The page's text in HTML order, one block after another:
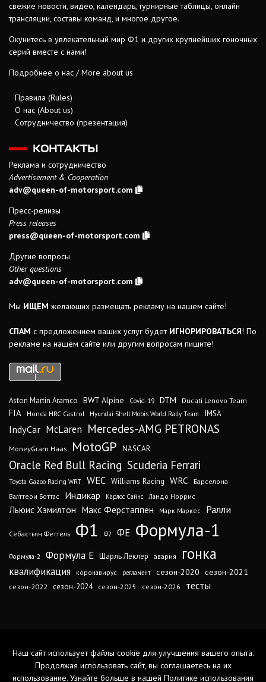
свежие новости, видео, календарь, турнирные таблицы, онлайн
трансляции, составы команд, и многое другое.
Окунитесь в увлекательный мир Ф1 и других крупнейших гоночных
серий вместе с нами!
Подробнее о нас / More about us
Правила (Rules)
О нас (About us)
Сотрудничество (презентация)
КОНТАКТЫ
Реклама и сотрудничество
Advertisement & Cooperation
adv@queen-of-motorsport.com
Пресс-релизы
Press releases
press@queen-of-motorsport.com
Другие вопросы
Other questions
adv@queen-of-motorsport.com
Мы ИЩЕМ желающих размещать рекламу на нашем сайте!
СПАМ с предложением ваших услуг будет ИГНОРИРОВАТЬСЯ! По
рекламе на нашем сайте или другим вопросам пишите!
Aston Martin Aramco BWT Alpine Covid-19 DTM Ducati Lenovo Team
FIA Honda HRC Castrol Hyundai Shell Mobis World Rally Team IMSA
IndyCar McLaren Mercedes-AMG PETRONAS
MoneyGram Haas MotoGP NASCAR
Oracle Red Bull Racing Scuderia Ferrari
Toyota Gazoo Racing WRT WEC Williams Racing WRC
Барселона
Валттери Боттас
Индикар Карлос Сайнс Ландо Норрис
Льюис Хэмилтон Макс Ферстаппен Марк Маркес Ралли
Себастьян Феттель Ф1 Ф2 ФЕ Формула-1
Формула-2 Формула Е Шарль Леклер авария гонка
квалификация коронавирус регламент сезон-2020 сезон-2021
сезон-2022 сезон-2024 сезон-2025 сезон-2026 тесты
Наш сайт использует файлы cookie для улучшения вашего опыта.
Продолжая использовать сайт, вы соглашаетесь на их
использование. Узнайте больше в нашей Политике использования